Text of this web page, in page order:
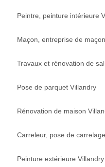
Peintre, peinture intérieure
Maçon, entreprise de
Travaux et rénovation de
Pose de parquet Villandry
Rénovation de maison
Carreleur, pose de
Peinture extérieure Villandry